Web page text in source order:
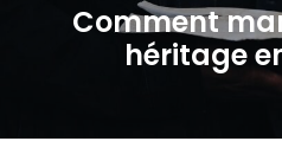
Comment
héritage